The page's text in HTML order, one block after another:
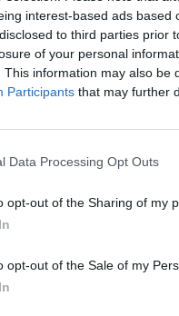
interest-based ads
to third parties prior
of your personal
This information may also be
Participants that may further
Data Processing Opt Outs
opt-out of the Sharing of my
opt-out of the Sale of my
mérlege
viharkárok
vasúti
dőlt
egy tűzesethez
is riasztották